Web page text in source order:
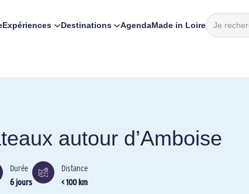
Expériences Destinations AgendaMade in Loire
Rechercher
autour d’Amboise
Durée
6 jours
Distance
< 100 km